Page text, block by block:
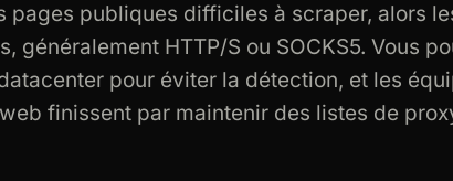
pages publiques difficiles à scraper, alors
généralement HTTP/S ou SOCKS5. Vous
pour éviter la détection, et les
finissent par maintenir des listes de